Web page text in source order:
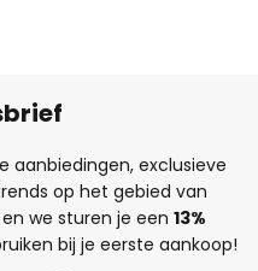
aanbiedingen, exclusieve
op het gebied van
we sturen je een 13%
bij je eerste aankoop!